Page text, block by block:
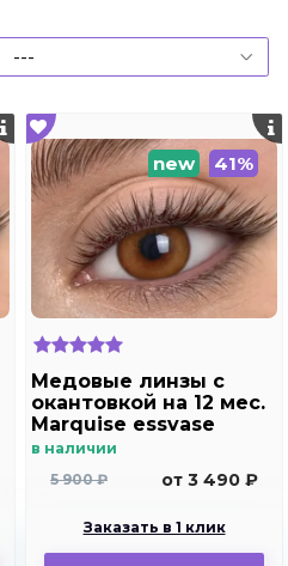
new 41%
Медовые линзы c
окантовкой на 12 мес.
Marquise essvase
brown
в наличии
5 900 ₽
от 3 490 ₽
Заказать в 1 клик